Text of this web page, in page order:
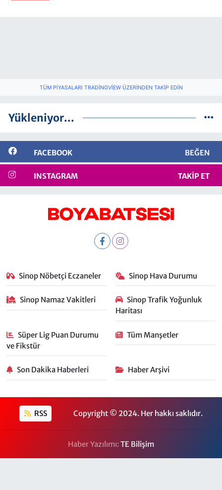
TÜM PIYASALARI TRADINGVIEW ÜZERINDEN TAKIP EDIN
Yükleniyor...
FACEBOOK BEĞEN
INSTAGRAM TAKIP ET
Sinop Nöbetçi Eczaneler Sinop Hava Durumu
Sinop Namaz Vakitleri
Sinop Trafik Yoğunluk
Haritası
Süper Lig Puan Durumu
ve Fikstür
Tüm Manşetler
Son Dakika Haberleri Haber Arşivi
RSS Copyright © 2024. Her hakkı saklıdır.
Haber Yazılımı:TE Bilişim